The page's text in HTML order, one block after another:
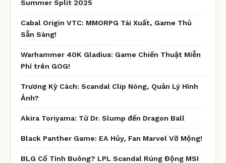
Summer Split 2025
Cabal Origin VTC: MMORPG Tái Xuất, Game Thủ
Sẵn Sàng!
Warhammer 40K Gladius: Game Chiến Thuật Miễn
Phí trên GOG!
Trương Kỳ Cách: Scandal Clip Nóng, Quản Lý Hình
Ảnh?
Akira Toriyama: Từ Dr. Slump đến Dragon Ball
Black Panther Game: EA Hủy, Fan Marvel Vỡ Mộng!
BLG Cố Tình Buông? LPL Scandal Rúng Động MSI